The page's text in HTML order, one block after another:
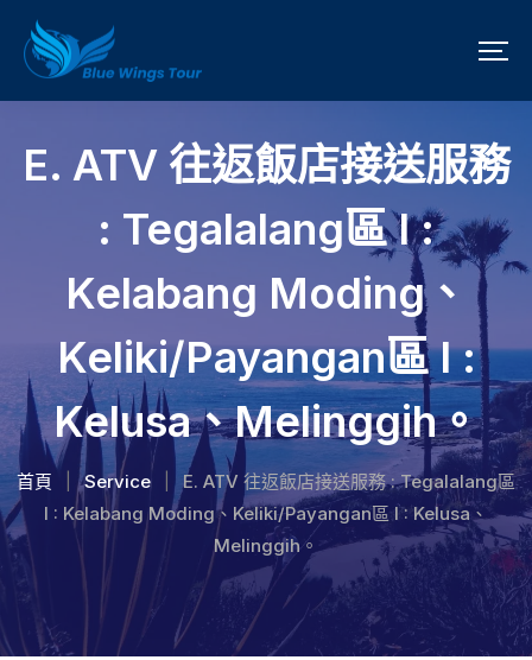
E. ATV 往返飯店接送服務
: Tegalalang區 I :
Kelabang Moding、
Keliki/Payangan區 I :
Kelusa、Melinggih。
首頁 Service
E. ATV 往返飯店接送服務 : Tegalalang區
I : Kelabang Moding、Keliki/Payangan區 I : Kelusa、
Melinggih。